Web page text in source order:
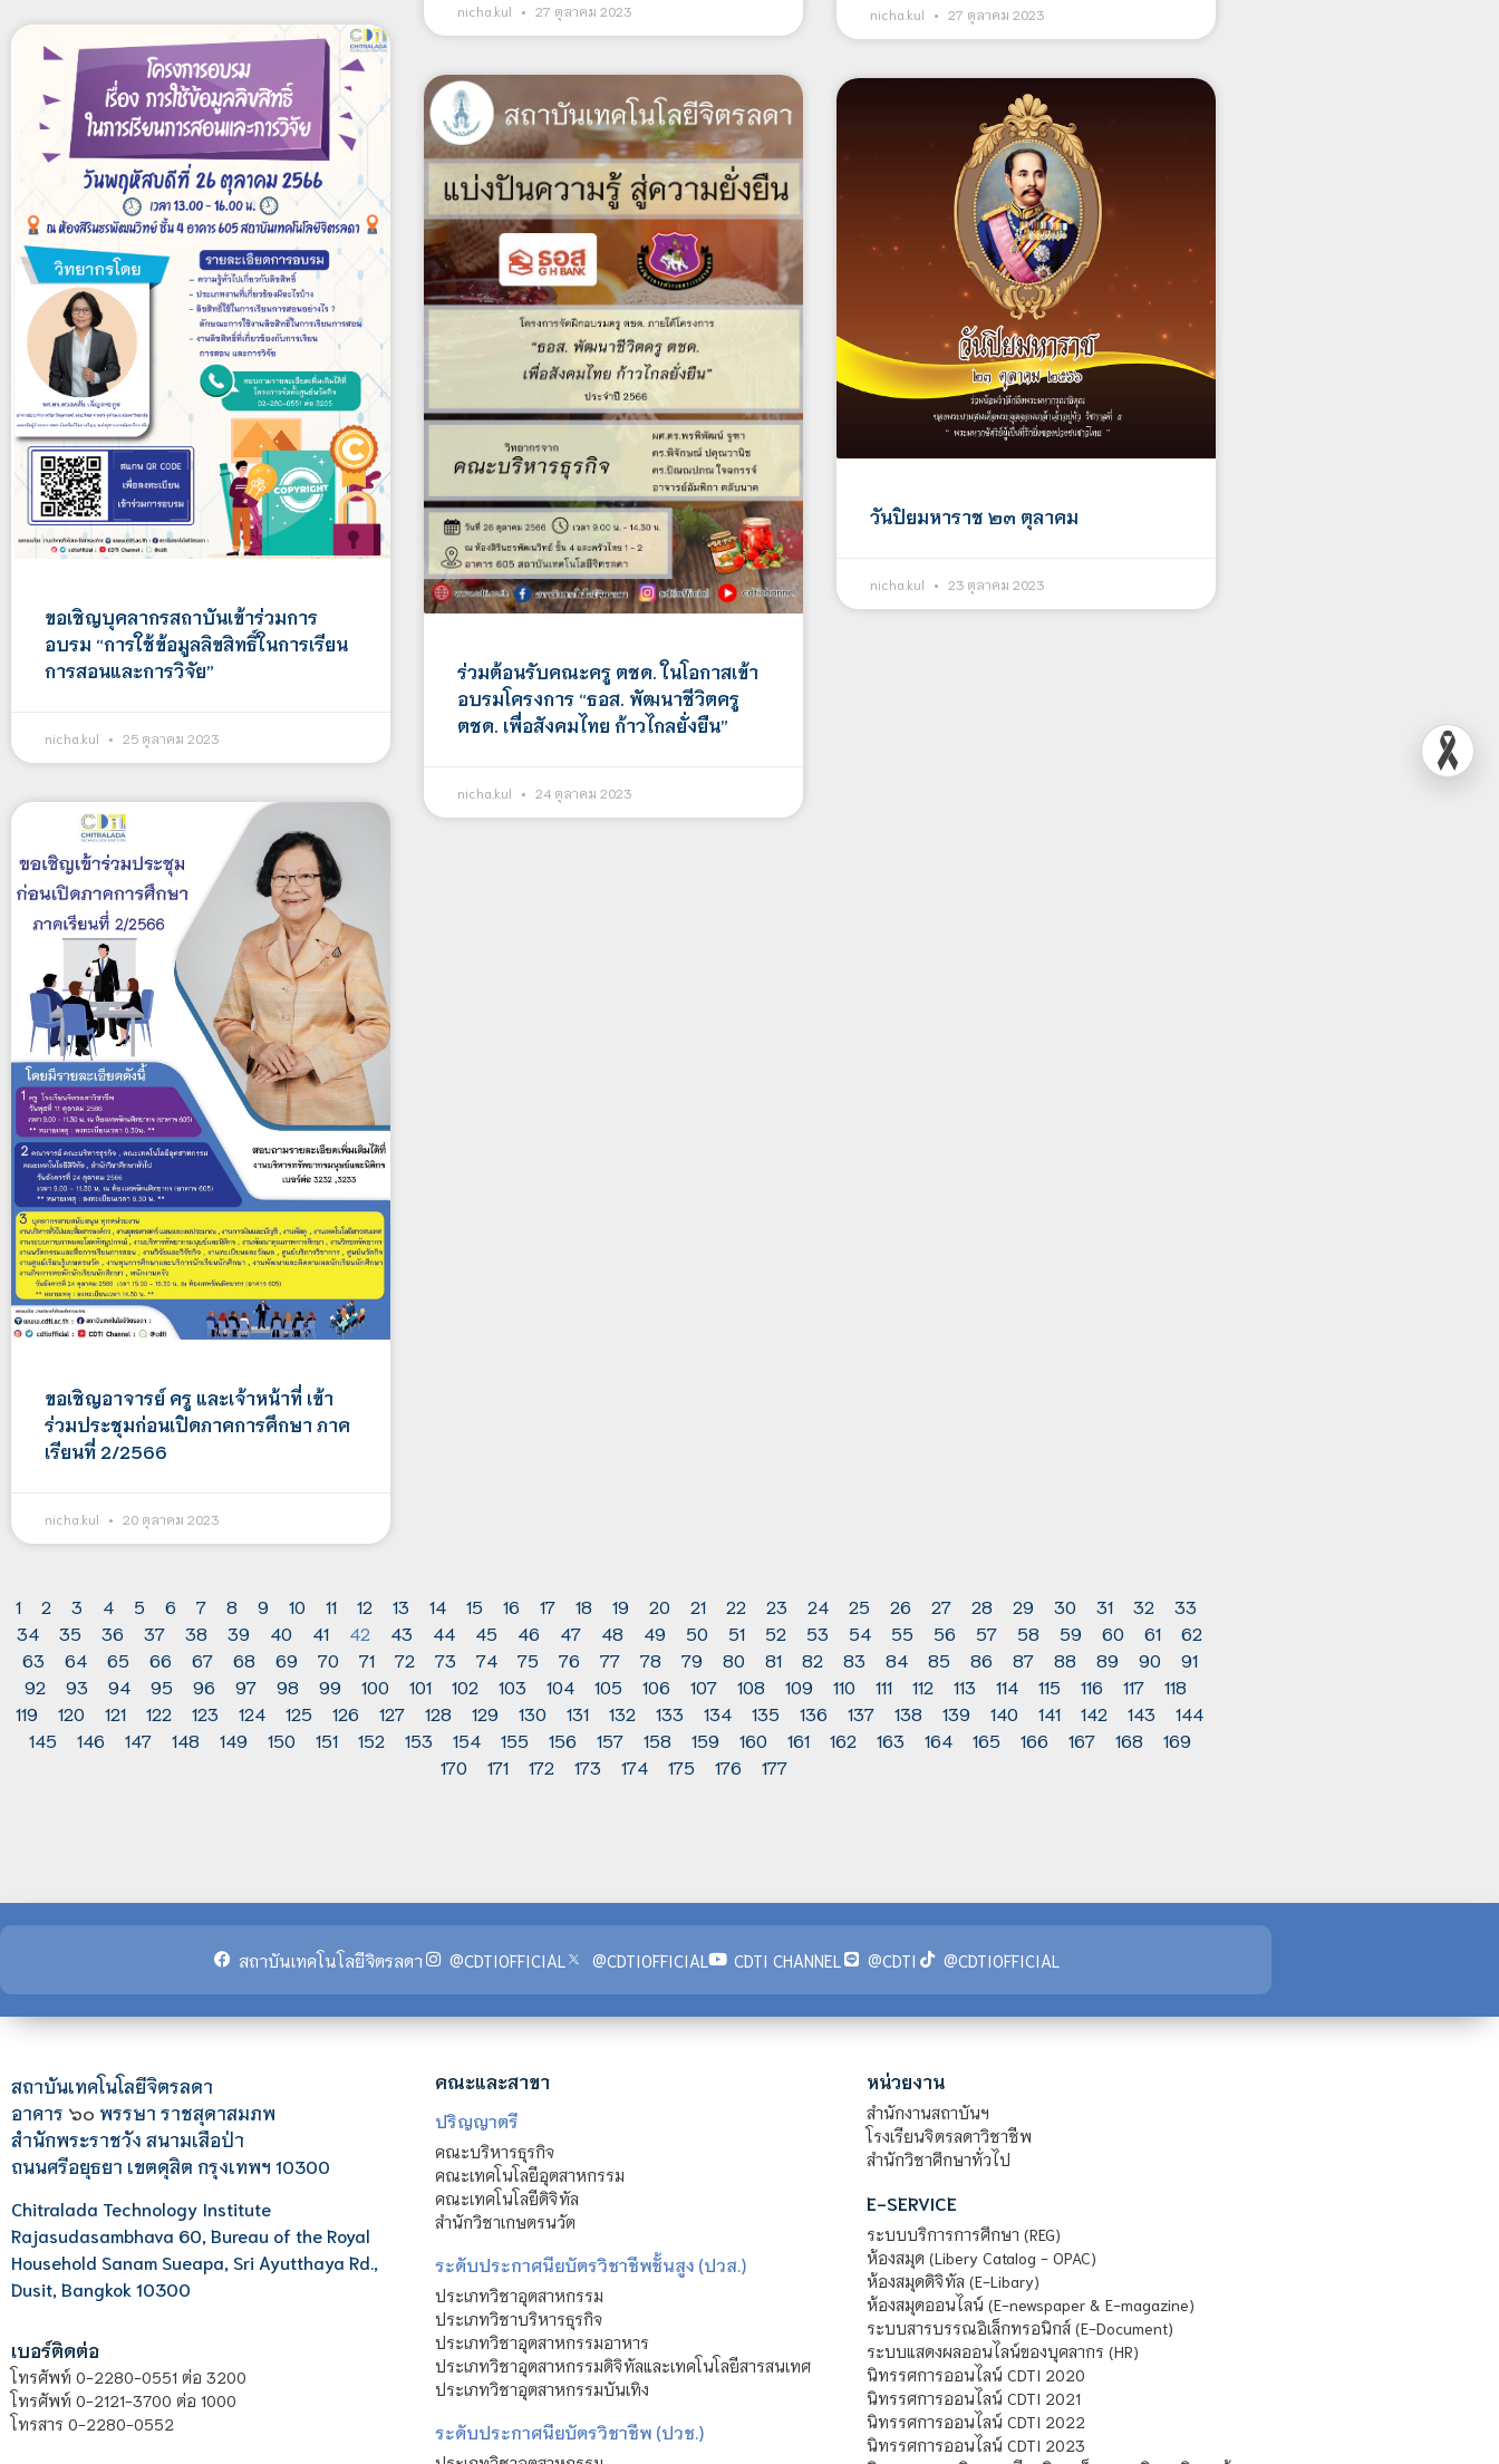
nicha.kul 27 ตุลาคม 2023 nicha.kul 27 ตุลาคม 2023
ขอเชิญบุคลากรสถาบันเข้าร่วมการ
อบรม “การใช้ข้อมูลลิขสิทธิ์ในการเรียน
การสอนและการวิจัย”
nicha.kul 25 ตุลาคม 2023
ร่วมต้อนรับคณะครู ตชด. ในโอกาสเข้า
อบรมโครงการ “ธอส. พัฒนาชีวิตครู
ตชด. เพื่อสังคมไทย ก้าวไกลยั่งยืน”
nicha.kul 24 ตุลาคม 2023
วันปิยมหาราช ๒๓ ตุลาคม
nicha.kul 23 ตุลาคม 2023
ขอเชิญอาจารย์ ครู และเจ้าหน้าที่ เข้า
ร่วมประชุมก่อนเปิดภาคการศึกษา ภาค
เรียนที่ 2/2566
nicha.kul 20 ตุลาคม 2023
1 2 3 4 5 6 7 8 9 10 11 12 13 14 15 16 17 18 19 20 21 22 23 24 25 26 27 28 29 30 31 32
33
34
35 36 37 38 39 40 41 42 43 44 45 46 47 48 49 50 51 52 53 54 55 56 57 58 59 60 61
62
63
64 65 66 67 68 69 70 71 72 73 74 75 76 77 78 79 80 81 82 83 84 85 86 87 88 89 90
91
92
93 94 95 96 97 98 99 100 101 102 103 104 105 106 107 108 109 110 111 112 113 114 115 116 117
118
119
120 121 122 123 124 125 126 127 128 129 130 131 132 133 134 135 136 137 138 139 140 141 142 143
144
145
146 147 148 149 150 151 152 153 154 155 156 157 158 159 160 161 162 163 164 165 166 167 168
169
170
171 172 173 174 175 176 177
สถาบันเทคโนโลยีจิตรลดา @CDTIOFFICIAL @CDTIOFFICIAL CDTI CHANNEL @CDTI @CDTIOFFICIAL
สถาบันเทคโนโลยีจิตรลดา
อาคาร ๖๐ พรรษา ราชสุดาสมภพ
สำนักพระราชวัง สนามเสือป่า
ถนนศรีอยุธยา เขตดุสิต กรุงเทพฯ 10300
Chitralada Technology Institute
Rajasudasambhava 60, Bureau of the Royal
Household Sanam Sueapa, Sri Ayutthaya Rd.,
Dusit, Bangkok 10300
เบอร์ติดต่อ
โทรศัพท์ 0-2280-0551 ต่อ 3200
โทรศัพท์ 0-2121-3700 ต่อ 1000
โทรสาร 0-2280-0552
คณะและสาขา
ปริญญาตรี
คณะบริหารธุรกิจ
คณะเทคโนโลยีอุตสาหกรรม
คณะเทคโนโลยีดิจิทัล
สำนักวิชาเกษตรนวัต
ระดับประกาศนียบัตรวิชาชีพชั้นสูง (ปวส.)
ประเภทวิชาอุตสาหกรรม
ประเภทวิชาบริหารธุรกิจ
ประเภทวิชาอุตสาหกรรมอาหาร
ประเภทวิชาอุตสาหกรรมดิจิทัลและเทคโนโลยีสารสนเทศ
ประเภทวิชาอุตสาหกรรมบันเทิง
ระดับประกาศนียบัตรวิชาชีพ (ปวช.)
หน่วยงาน
สำนักงานสถาบันฯ
โรงเรียนจิตรลดาวิชาชีพ
สำนักวิชาศึกษาทั่วไป
E-SERVICE
ระบบบริการการศึกษา (REG)
ห้องสมุด (Libery Catalog - OPAC)
ห้องสมุดดิจิทัล (E-Libary)
ห้องสมุดออนไลน์ (E-newspaper & E-magazine)
ระบบสารบรรณอิเล็กทรอนิกส์ (E-Document)
ระบบแสดงผลออนไลน์ของบุคลากร (HR)
นิทรรศการออนไลน์ CDTI 2020
นิทรรศการออนไลน์ CDTI 2021
นิทรรศการออนไลน์ CDTI 2022
นิทรรศการออนไลน์ CDTI 2023